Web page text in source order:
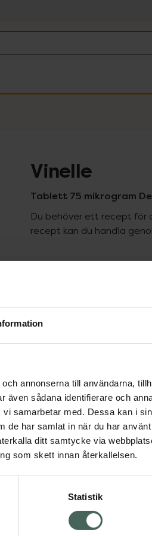
annonserna till användarna,
sådana identifierare och
samarbetar med. Dessa kan i
de har samlat in när du har
ditt samtycke via
som skett innan återkallelsen.
Statistik
Vinelle
Tablett 75 mikrogram
Du behöver ett recept för
recept kan du handla
I
Aktuella erbjudanden